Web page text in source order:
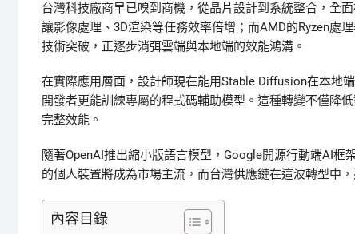
台灣科技廠商早已嗅到商機，從晶片設計到系統整合，全
讓影像處理、3D渲染等任務效率倍增；而AMD的Ryzen處
技術突破，正逐步消弭雲端與本地端的效能鴻溝。
在實際應用層面，設計師現在能用Stable Diffusion在本地
開發者更能訓練專屬的程式碼輔助模型。這種轉變不僅降
完整效能。
隨著OpenAI推出縮小版語言模型，Google開源行動端AI
的個人裝置將成為市場主流，而台灣供應鏈在這波轉型中
內容目錄